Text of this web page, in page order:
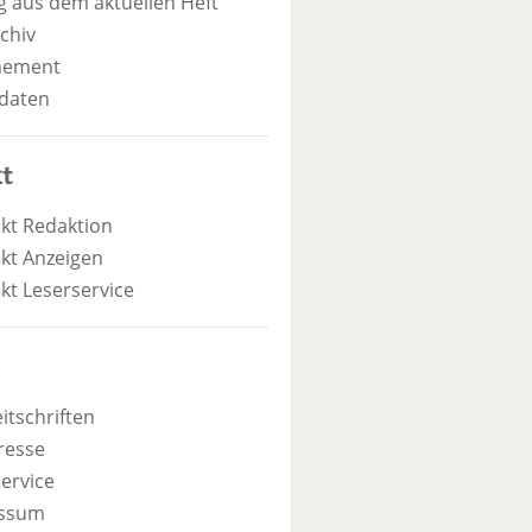
Redaktion
Anzeigen
Leserservice